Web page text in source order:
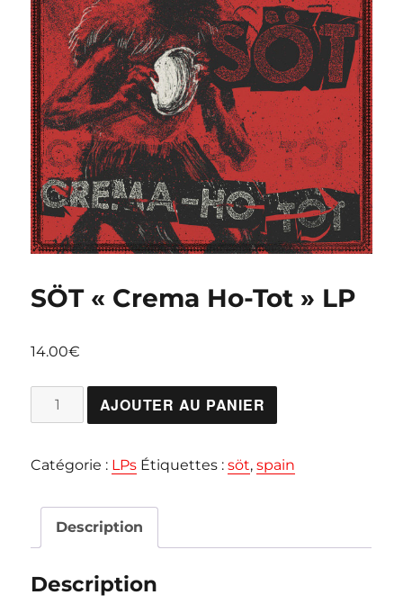
SÖT « Crema Ho-Tot » LP
14.00€
quantité
de
"Crema
Tot"
LP
AJOUTER AU PANIER
Catégorie : LPs Étiquettes :söt,spain
Description
Description